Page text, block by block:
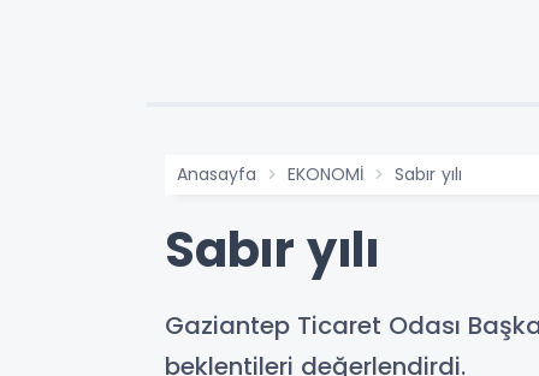
Anasayfa EKONOMİ Sabır yılı
Sabır yılı
Gaziantep Ticaret Odası
beklentileri değerlendirdi.